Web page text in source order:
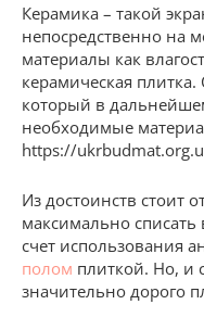
Керамика – такой
непосредственно на
материалы как
керамическая плитка.
который в
необходимые
https://
Из достоинств стоит
максимально
счет использования
полом плиткой. Но, и
значительно дорого